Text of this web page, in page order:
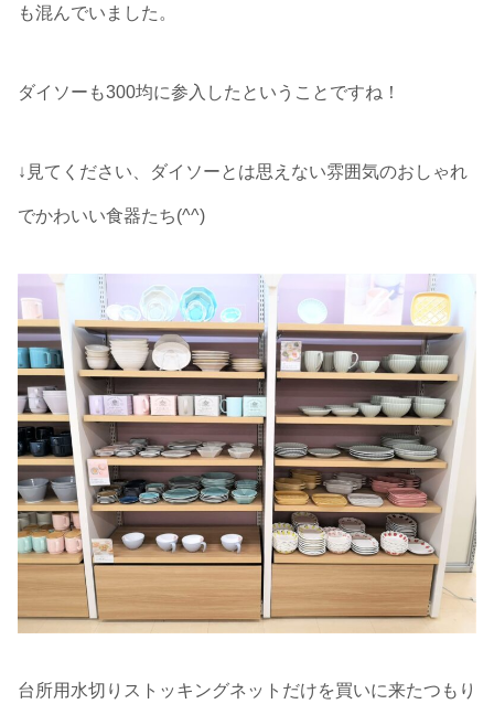
も混んでいました。
ダイソーも300均に参入したということですね！
↓見てください、ダイソーとは思えない雰囲気のおしゃれ
でかわいい食器たち(^^)
台所用水切りストッキングネットだけを買いに来たつもり